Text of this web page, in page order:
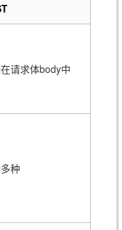
请求体body中
种